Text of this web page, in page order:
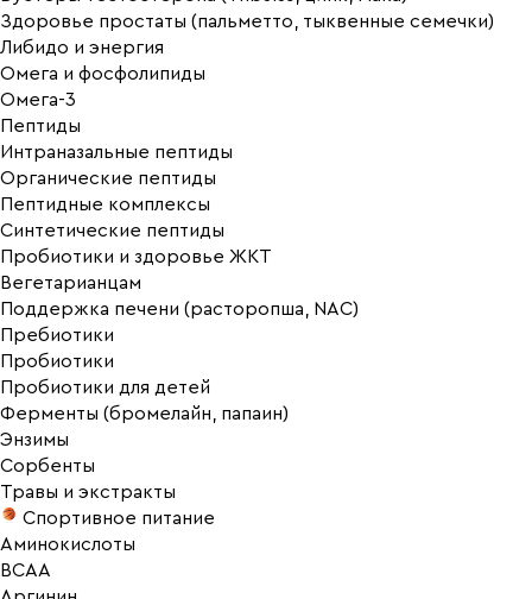
Здоровье простаты (пальметто, тыквенные семечки)
Либидо и энергия
Омега и фосфолипиды
Омега-3
Пептиды
Интраназальные пептиды
Органические пептиды
Пептидные комплексы
Синтетические пептиды
Пробиотики и здоровье ЖКТ
Вегетарианцам
Поддержка печени (расторопша, NAC)
Пребиотики
Пробиотики
Пробиотики для детей
Ферменты (бромелайн, папаин)
Энзимы
Сорбенты
Травы и экстракты
Спортивное питание
Аминокислоты
BCAA